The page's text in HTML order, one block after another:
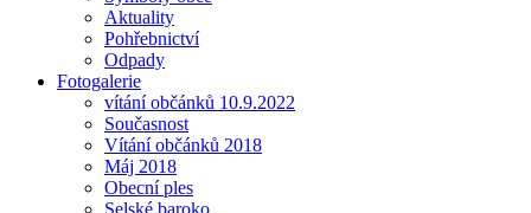
Aktuality
Pohřebnictví
Odpady
Fotogalerie
vítání občánků 10.9.2022
Současnost
Vítání občánků 2018
Máj 2018
Obecní ples
Selské baroko